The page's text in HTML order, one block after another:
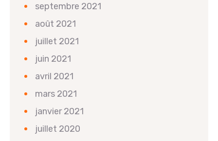
septembre 2021
août 2021
juillet 2021
juin 2021
avril 2021
mars 2021
janvier 2021
juillet 2020